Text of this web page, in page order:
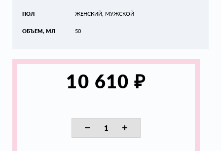
ПОЛ
ОБЪЕМ, МЛ
ЖЕНСКИЙ, МУЖСКОЙ
50
10 610₽